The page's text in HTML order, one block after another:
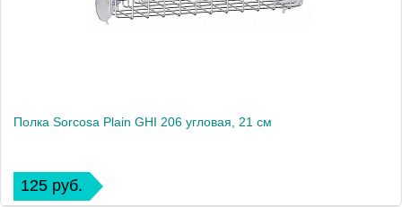
Полка Sorcosa Plain GHI 206 угловая, 21 см
125 руб.